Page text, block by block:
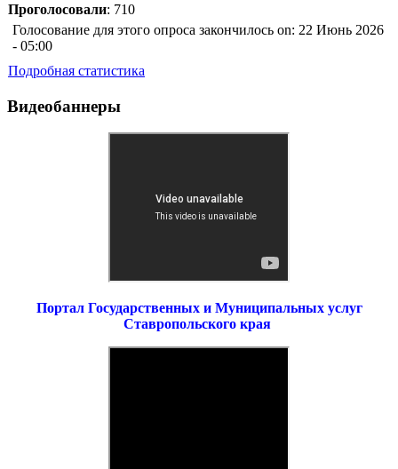
Проголосовали: 710
Голосование для этого опроса закончилось on: 22 Июнь 2026
- 05:00
Подробная статистика
Видеобаннеры
Портал Государственных и Муниципальных услуг
Ставропольского края